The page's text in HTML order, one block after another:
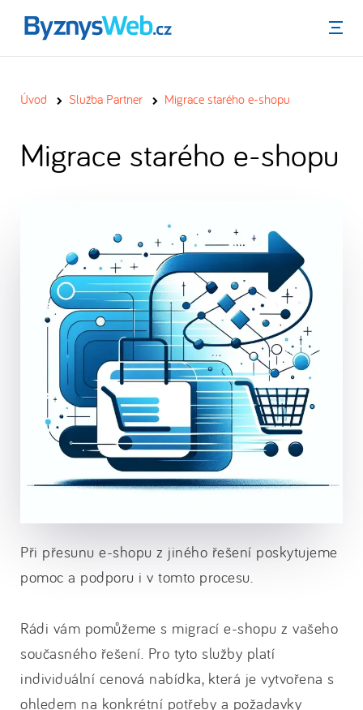
Menu
Úvod Služba Partner Migrace starého e-shopu
Migrace starého e-shopu
Při přesunu e-shopu z jiného řešení poskytujeme
pomoc a podporu i v tomto procesu.
Rádi vám pomůžeme s migrací e-shopu z vašeho
současného řešení. Pro tyto služby platí
individuální cenová nabídka, která je vytvořena s
ohledem na konkrétní potřeby a požadavky